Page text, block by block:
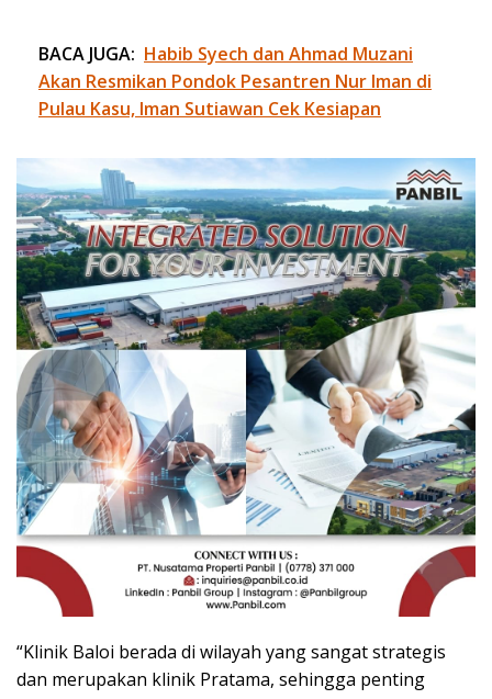
BACA JUGA: Habib Syech dan Ahmad Muzani
Akan Resmikan Pondok Pesantren Nur Iman di
Pulau Kasu, Iman Sutiawan Cek Kesiapan
“Klinik Baloi berada di wilayah yang sangat strategis
dan merupakan klinik Pratama, sehingga penting